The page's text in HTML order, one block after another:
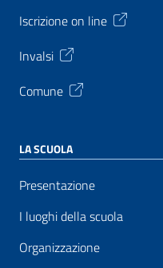
Iscrizione on line
Invalsi
Comune
LA SCUOLA
Presentazione
I luoghi della scuola
Organizzazione